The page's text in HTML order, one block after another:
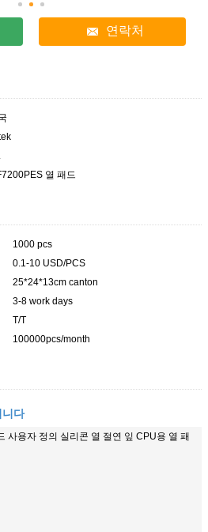
연락처
열 패드
1000 pcs
0.1-10 USD/PCS
25*24*13cm canton
3-8 work days
T/T
100000pcs/month
다
사용자 정의 실리콘 열 절연 잎 CPU용 열 패